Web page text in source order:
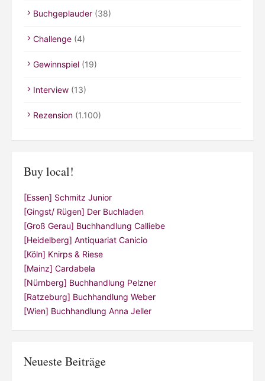
Buchgeplauder (38)
Challenge (4)
Gewinnspiel (19)
Interview (13)
Rezension (1.100)
Buy local!
[Essen] Schmitz Junior
[Gingst/ Rügen] Der Buchladen
[Groß Gerau] Buchhandlung Calliebe
[Heidelberg] Antiquariat Canicio
[Köln] Knirps & Riese
[Mainz] Cardabela
[Nürnberg] Buchhandlung Pelzner
[Ratzeburg] Buchhandlung Weber
[Wien] Buchhandlung Anna Jeller
Neueste Beiträge